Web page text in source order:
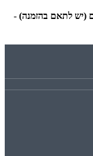
(יש לתאם בהזמנה) -